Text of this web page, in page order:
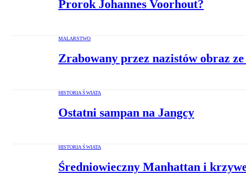
Prorok Johannes Voorhout?
MALARSTWO
Zrabowany przez nazistów obraz
HISTORIA ŚWIATA
Ostatni sampan na Jangcy
HISTORIA ŚWIATA
Średniowieczny Manhattan i